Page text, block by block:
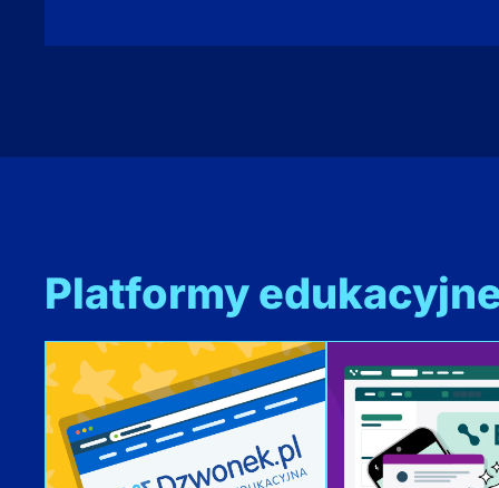
Platformy